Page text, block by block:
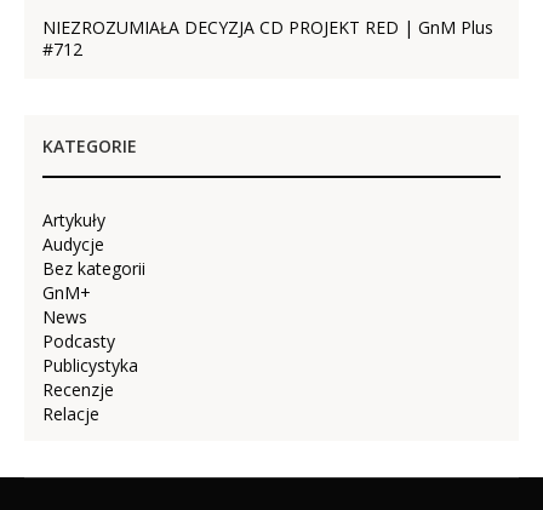
NIEZROZUMIAŁA DECYZJA CD PROJEKT RED | GnM Plus
#712
KATEGORIE
Artykuły
Audycje
Bez kategorii
GnM+
News
Podcasty
Publicystyka
Recenzje
Relacje